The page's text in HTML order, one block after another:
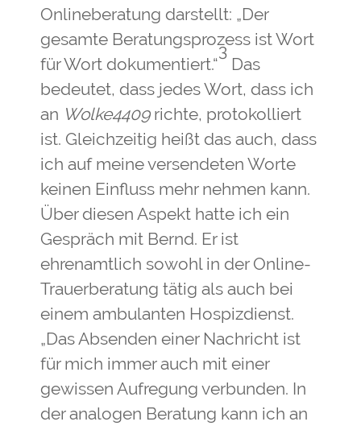
Onlineberatung darstellt: „Der
gesamte Beratungsprozess ist Wort
für Wort dokumentiert.“
3
Das
bedeutet, dass jedes Wort, dass ich
an Wolke4409richte, protokolliert
ist. Gleichzeitig heißt das auch, dass
ich auf meine versendeten Worte
keinen Einfluss mehr nehmen kann.
Über diesen Aspekt hatte ich ein
Gespräch mit Bernd. Er ist
ehrenamtlich sowohl in der Online-
Trauerberatung tätig als auch bei
einem ambulanten Hospizdienst.
„Das Absenden einer Nachricht ist
für mich immer auch mit einer
gewissen Aufregung verbunden. In
der analogen Beratung kann ich an